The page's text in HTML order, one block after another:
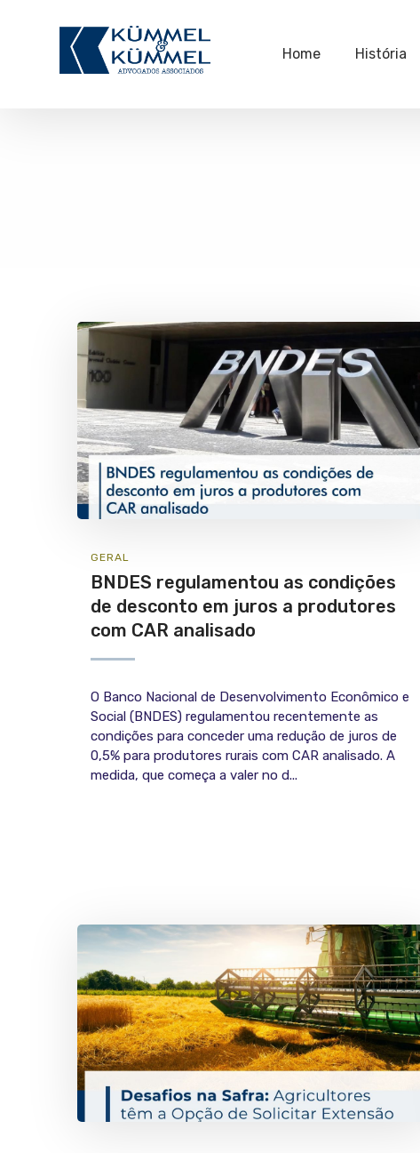
Home História
GERAL
BNDES regulamentou as condições
de desconto em juros a produtores
com CAR analisado
O Banco Nacional de Desenvolvimento Econômico e
Social (BNDES) regulamentou recentemente as
condições para conceder uma redução de juros de
0,5% para produtores rurais com CAR analisado. A
medida, que começa a valer no d...